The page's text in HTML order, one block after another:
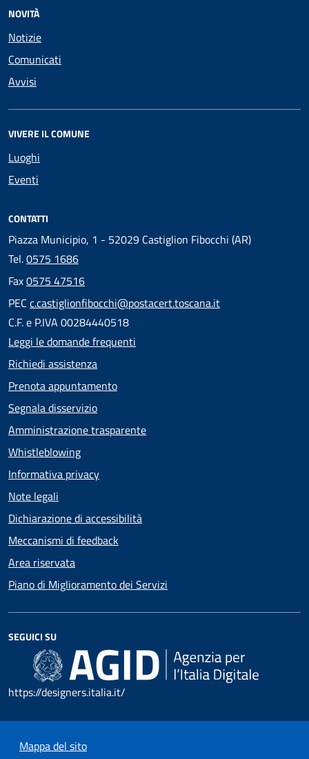
NOVITÀ
Notizie
Comunicati
Avvisi
VIVERE IL COMUNE
Luoghi
Eventi
CONTATTI
Piazza Municipio, 1 - 52029 Castiglion Fibocchi (AR)
Tel.0575 1686
Fax0575 47516
PEC c.castiglionfibocchi@postacert.toscana.it
C.F. e P.IVA 00284440518
Leggi le domande frequenti
Richiedi assistenza
Prenota appuntamento
Segnala disservizio
Amministrazione trasparente
Whistleblowing
Informativa privacy
Note legali
Dichiarazione di accessibilità
Meccanismi di feedback
Area riservata
Piano di Miglioramento dei Servizi
SEGUICI SU
https://designers.italia.it/
Mappa del sito